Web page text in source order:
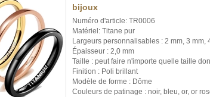
bijoux
Numéro d'article: TR0006
Matériel: Titane pur
Largeurs personnalisables : 2 mm, 3
Épaisseur : 2,0 mm
Taille : peut faire n'importe quelle taille
Finition : Poli brillant
Modèle de forme : Dôme
Couleurs de patinage : noir, bleu, or, or